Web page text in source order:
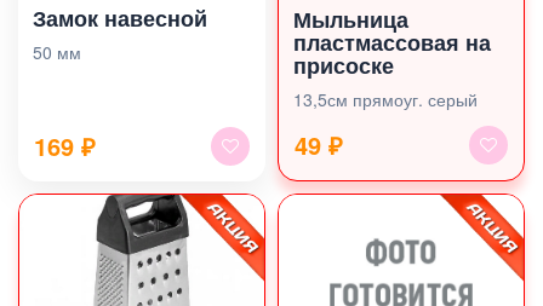
Замок навесной
50 мм
169 ₽
Мыльница
пластмассовая на
присоске
13,5см прямоуг. серый
49 ₽